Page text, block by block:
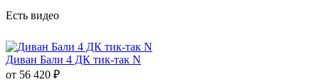
Есть видео
Диван Бали 4 ДК тик-так N
от 56 420 ₽